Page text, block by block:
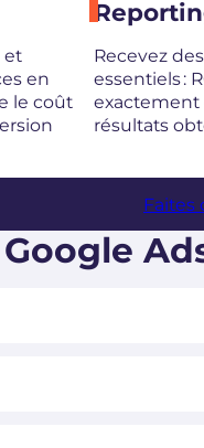
et
en
le coût
Recevez
essentiels :
exactement
résultats
Faites